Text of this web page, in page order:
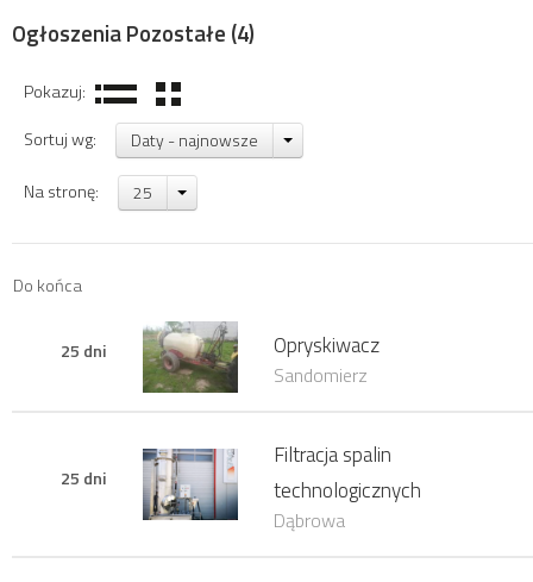
Ogłoszenia Pozostałe (4)
Pokazuj:
Sortuj wg:
Daty - najnowsze
Na stronę: 25
Do końca
25 dni Opryskiwacz
Sandomierz
25 dni
Filtracja spalin
technologicznych
Dąbrowa